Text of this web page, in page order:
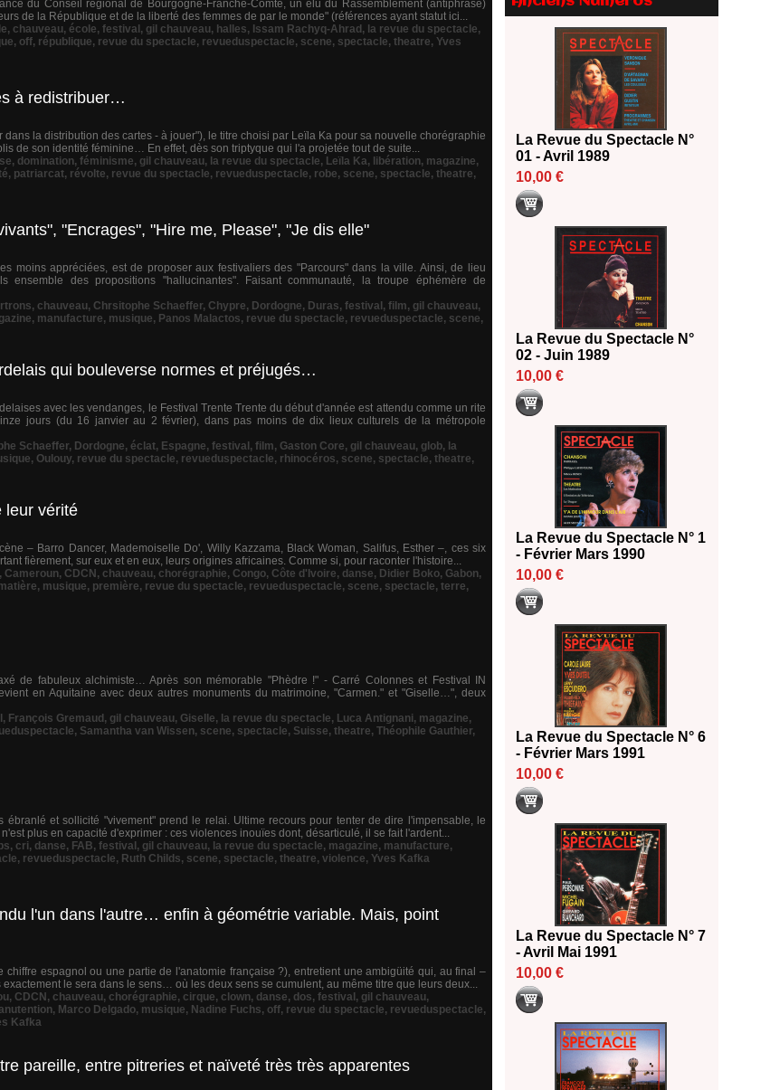
du Conseil régional de Bourgogne-Franche-Comté, un élu du Rassemblement (antiphrase)
de la République et de la liberté des femmes de par le monde" (références ayant statut ici...
, chauveau, école, festival , gil chauveau, halles, Issam Rachyq-Ahrad , la revue du spectacle,
, off, république, revue du spectacle, revueduspectacle, scene, spectacle, theatre, Yves
à redistribuer…
la distribution des cartes - à jouer"), le titre choisi par Leïla Ka pour sa nouvelle chorégraphie
de son identité féminine… En effet, dès son triptyque qui l'a projetée tout de suite...
, domination, féminisme, gil chauveau, la revue du spectacle, Leïla Ka, libération, magazine,
, patriarcat, révolte, revue du spectacle, revueduspectacle, robe, scene, spectacle, theatre,
"Encrages", "Hire me, Please", "Je dis elle"
moins appréciées, est de proposer aux festivaliers des "Parcours" dans la ville. Ainsi, de lieu
ensemble des propositions "hallucinantes". Faisant communauté, la troupe éphémère de
, chauveau, Chrsitophe Schaeffer, Chypre, Dordogne, Duras, festival , film, gil chauveau,
, manufacture, musique, Panos Malactos, revue du spectacle, revueduspectacle, scene,
qui bouleverse normes et préjugés…
avec les vendanges, le Festival Trente Trente du début d'année est attendu comme un rite
jours (du 16 janvier au 2 février), dans pas moins de dix lieux culturels de la métropole
Schaeffer, Dordogne, éclat, Espagne, festival , film, Gaston Core, gil chauveau, glob, la
, Oulouy, revue du spectacle, revueduspectacle, rhinocéros, scene, spectacle, theatre,
leur vérité
– Barro Dancer, Mademoiselle Do', Willy Kazzama, Black Woman, Salifus, Esther –, ces six
fièrement, sur eux et en eux, leurs origines africaines. Comme si, pour raconter l'histoire...
, Cameroun, CDCN , chauveau, chorégraphie, Congo, Côte d'Ivoire, danse, Didier Boko, Gabon,
, musique, première, revue du spectacle, revueduspectacle, scene, spectacle, terre,
de fabuleux alchimiste… Après son mémorable "Phèdre !" - Carré Colonnes et Festival IN
en Aquitaine avec deux autres monuments du matrimoine, "Carmen." et "Giselle…", deux
, François Gremaud , gil chauveau, Giselle, la revue du spectacle, Luca Antignani, magazine,
, Samantha van Wissen, scene, spectacle, Suisse, theatre, Théophile Gauthier,
ébranlé et sollicité "vivement" prend le relai. Ultime recours pour tenter de dire l'impensable, le
plus en capacité d'exprimer : ces violences inouïes dont, désarticulé, il se fait l'ardent...
, cri, danse, FAB, festival , gil chauveau, la revue du spectacle, magazine, manufacture,
, revueduspectacle, Ruth Childs, scene, spectacle, theatre, violence, Yves Kafka
l'un dans l'autre… enfin à géométrie variable. Mais, point
chiffre espagnol ou une partie de l'anatomie française ?), entretient une ambigüité qui, au final –
le sera dans le sens… où les deux sens se cumulent, au même titre que leurs deux...
, CDCN , chauveau, chorégraphie, cirque, clown, danse, dos, festival , gil chauveau,
, Marco Delgado, musique, Nadine Fuchs, off, revue du spectacle, revueduspectacle,
Kafka
pareille, entre pitreries et naïveté très très apparentes
18/06/2026
Les 10 lauréats du Fonds
Grandes Formes Théâtre 2026
Nomination de Nathalie
Garraud et Olivier Saccomano à
la direction du Théâtre de
Gennevilliers - CDN
13/06/2026
Dispositif SACD Auteurs
d'espaces : les lauréats 2026
La Revue du Spectacle N°
01 - Avril 1989
10,00 €
La Revue du Spectacle N°
02 - Juin 1989
10,00 €
La Revue du Spectacle N° 1
- Février Mars 1990
10,00 €
La Revue du Spectacle N° 6
- Février Mars 1991
10,00 €
La Revue du Spectacle N° 7
- Avril Mai 1991
10,00 €